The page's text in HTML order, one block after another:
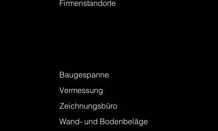
Firmenstandorte
Baugespanne
Vermessung
Zeichnungsbüro
Wand- und Bodenbeläge